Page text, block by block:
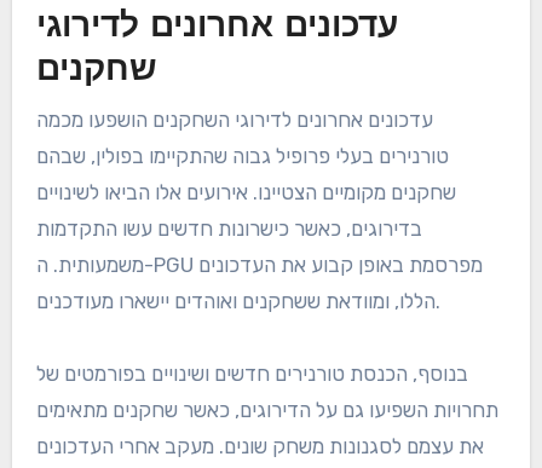
עדכונים אחרונים לדירוגי
שחקנים
עדכונים אחרונים לדירוגי השחקנים הושפעו מכמה
טורנירים בעלי פרופיל גבוה שהתקיימו בפולין, שבהם
שחקנים מקומיים הצטיינו. אירועים אלו הביאו לשינויים
בדירוגים, כאשר כישרונות חדשים עשו התקדמות
משמעותית. ה-PGU מפרסמת באופן קבוע את העדכונים
הללו, ומוודאת ששחקנים ואוהדים יישארו מעודכנים.
בנוסף, הכנסת טורנירים חדשים ושינויים בפורמטים של
תחרויות השפיעו גם על הדירוגים, כאשר שחקנים מתאימים
את עצמם לסגנונות משחק שונים. מעקב אחרי העדכונים